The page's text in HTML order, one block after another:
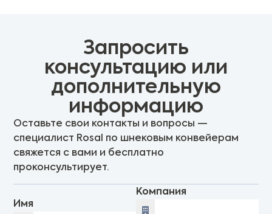
Запросить
консультацию или
дополнительную
информацию
Оставьте свои контакты и вопросы —
специалист Rosal по шнековым конвейерам
свяжется с вами и бесплатно
проконсультирует.
Имя
Компания